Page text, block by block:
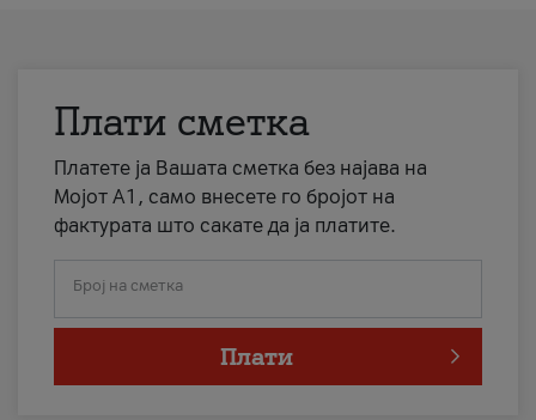
Плати сметка
Платете ја Вашата сметка без најава на
Мојот А1, само внесете го бројот на
фактурата што сакате да ја платите.
Број на сметка
Плати